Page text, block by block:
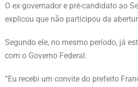
O ex-governador e pré-candidato ao
explicou que não participou da
Segundo ele, no mesmo período, já
com o Governo Federal.
“Eu recebi um convite do prefeito